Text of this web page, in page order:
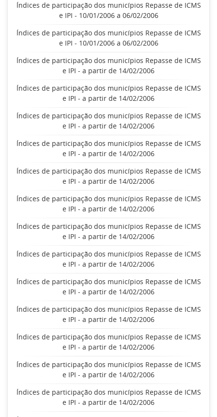
Índices de participação dos municípios Repasse de ICMS
e IPI - 10/01/2006 a 06/02/2006
Índices de participação dos municípios Repasse de ICMS
e IPI - 10/01/2006 a 06/02/2006
Índices de participação dos municípios Repasse de ICMS
e IPI - a partir de 14/02/2006
Índices de participação dos municípios Repasse de ICMS
e IPI - a partir de 14/02/2006
Índices de participação dos municípios Repasse de ICMS
e IPI - a partir de 14/02/2006
Índices de participação dos municípios Repasse de ICMS
e IPI - a partir de 14/02/2006
Índices de participação dos municípios Repasse de ICMS
e IPI - a partir de 14/02/2006
Índices de participação dos municípios Repasse de ICMS
e IPI - a partir de 14/02/2006
Índices de participação dos municípios Repasse de ICMS
e IPI - a partir de 14/02/2006
Índices de participação dos municípios Repasse de ICMS
e IPI - a partir de 14/02/2006
Índices de participação dos municípios Repasse de ICMS
e IPI - a partir de 14/02/2006
Índices de participação dos municípios Repasse de ICMS
e IPI - a partir de 14/02/2006
Índices de participação dos municípios Repasse de ICMS
e IPI - a partir de 14/02/2006
Índices de participação dos municípios Repasse de ICMS
e IPI - a partir de 14/02/2006
Índices de participação dos municípios Repasse de ICMS
e IPI - a partir de 14/02/2006